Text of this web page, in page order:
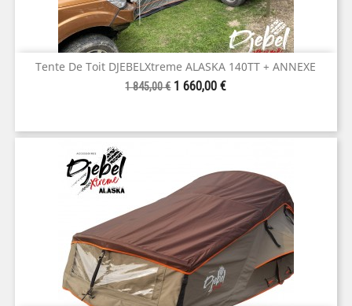
Tente De Toit DJEBELXtreme ALASKA 140TT + ANNEXE
Prix
1 845,00 € Prix
1 660,00 €